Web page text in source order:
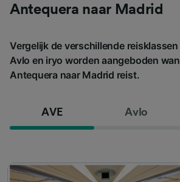
Antequera naar Madrid
Vergelijk de verschillende
Avlo en iryo worden aangeboden
Antequera naar Madrid reist.
AVE Avlo